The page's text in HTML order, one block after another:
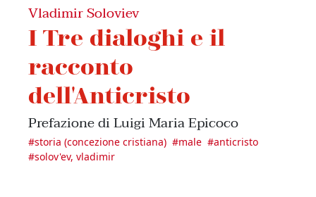
Vladimir Soloviev
I Tre dialoghi e il
racconto
dell'Anticristo
Prefazione di Luigi Maria Epicoco
#storia (concezione cristiana) #male #anticristo
#solov'ev, vladimir